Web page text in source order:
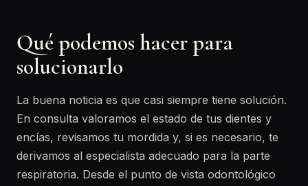
Qué podemos hacer para
solucionarlo
La buena noticia es que casi siempre tiene solución.
En consulta valoramos el estado de tus dientes y
encías, revisamos tu mordida y, si es necesario, te
derivamos al especialista adecuado para la parte
respiratoria. Desde el punto de vista odontológico